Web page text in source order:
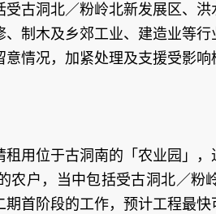
古洞北／粉岭北新发展区、
制木及乡郊工业、建造业等
情况，加紧处理及支援受影响
用位于古洞南的「农业园」
农户，当中包括受古洞北／粉
首阶段的工作，预计工程最快